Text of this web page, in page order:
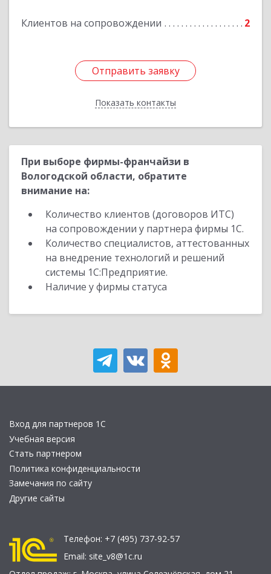
Клиентов на сопровождении 2
Отправить заявку
Показать контакты
Подробнее
Отправить заявку
Назад
При выборе фирмы-франчайзи в
Вологодской области, обратите
внимание на:
Количество клиентов (договоров ИТС)
на сопровождении у партнера фирмы 1С.
Количество специалистов, аттестованных
на внедрение технологий и решений
системы 1С:Предприятие.
Наличие у фирмы статуса
Вход для партнеров 1С
Учебная версия
Стать партнером
Политика конфиденциальности
Замечания по сайту
Другие сайты
Телефон: +7 (495) 737-92-57
Email: site_v8@1c.ru